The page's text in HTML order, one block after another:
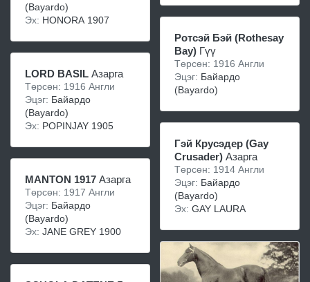
(Bayardo)
Эх: HONORA 1907
LORD BASIL Азарга
Төрсөн: 1916 Англи
Эцэг: Бaйaрдо
(Bayardo)
Эх: POPINJAY 1905
MANTON 1917 Азарга
Төрсөн: 1917 Англи
Эцэг: Бaйaрдо
(Bayardo)
Эх: JANE GREY 1900
Ротсэй Бэй (Rothesay
Bay) Гүү
Төрсөн: 1916 Англи
Эцэг: Бaйaрдо
(Bayardo)
Гэй Крусэдер (Gay
Crusader) Азарга
Төрсөн: 1914 Англи
Эцэг: Бaйaрдо
(Bayardo)
Эх: GAY LAURA